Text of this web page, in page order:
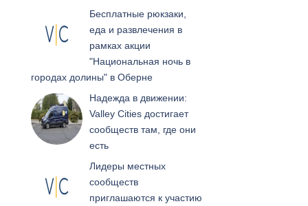
Бесплатные рюкзаки,
еда и развлечения в
рамках акции
"Национальная ночь в
городах долины" в Оберне
Надежда в движении:
Valley Cities достигает
сообществ там, где они
есть
Лидеры местных
сообществ
приглашаются к участию